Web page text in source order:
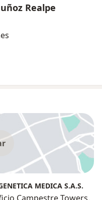
Realpe
MEDICA S.A.S.